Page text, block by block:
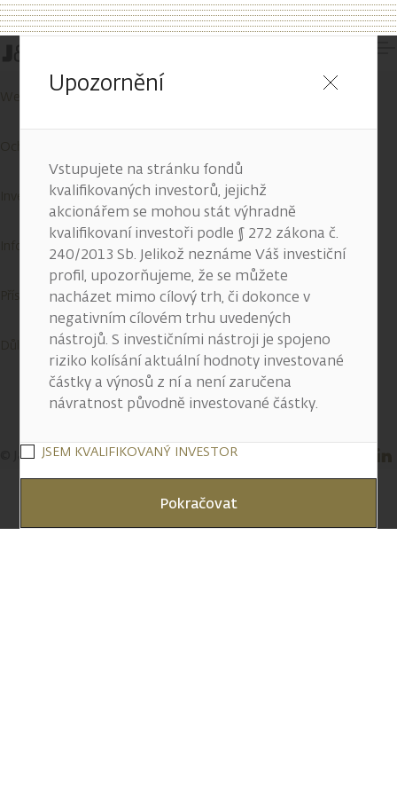
Upozornění
Vstupujete na stránku fondů
kvalifikovaných investorů, jejichž
akcionářem se mohou stát výhradně
kvalifikovaní investoři podle § 272 zákona č.
240/2013 Sb. Jelikož neznáme Váš investiční
profil, upozorňujeme, že se můžete
nacházet mimo cílový trh, či dokonce v
negativním cílovém trhu uvedených
nástrojů. S investičními nástroji je spojeno
riziko kolísání aktuální hodnoty investované
částky a výnosů z ní a není zaručena
návratnost původně investované částky.
JSEM KVALIFIKOVANÝ INVESTOR
Pokračovat
© J&T BANKA, a.s. 2026
Wealth Report
Investiční služby
Informace o cookies
Přístupnost služeb
Důležité informace